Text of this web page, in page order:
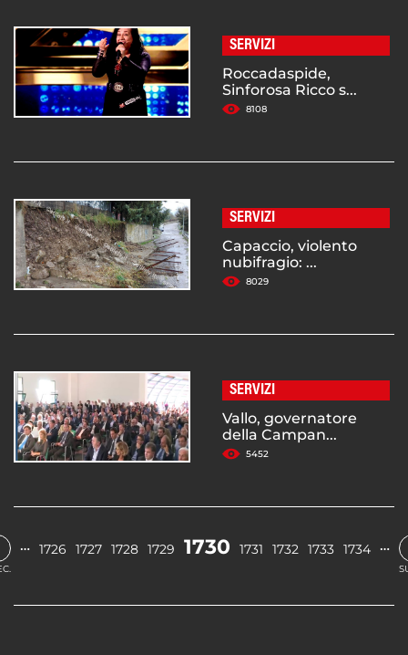
SERVIZI
Roccadaspide,
Sinforosa Ricco s...
8108
SERVIZI
Capaccio, violento
nubifragio: ...
8029
SERVIZI
Vallo, governatore
della Campan...
5452
… 1726 1727 1728 1729 1730 1731 1732 1733 1734 …